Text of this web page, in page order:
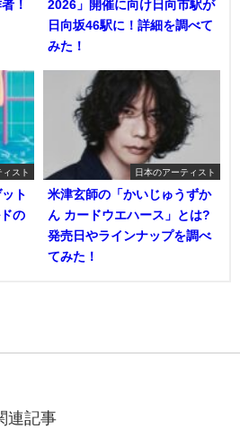
！
2026」開催に向け日向市駅が
日向坂46駅に！詳細を調べて
みた！
ィスト
ト
の
日本のアーティスト
米津玄師の「かいじゅうずか
ん カードウエハース」とは?
発売日やラインナップを調べ
てみた！
連記事